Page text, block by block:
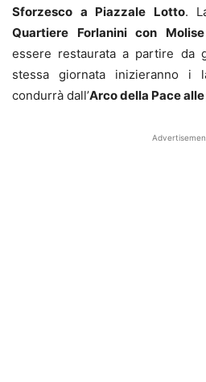
Sforzesco a Piazzale Lotto.
Quartiere Forlanini con
essere restaurata a partire da
stessa giornata inizieranno
condurrà dall’Arco della Pace